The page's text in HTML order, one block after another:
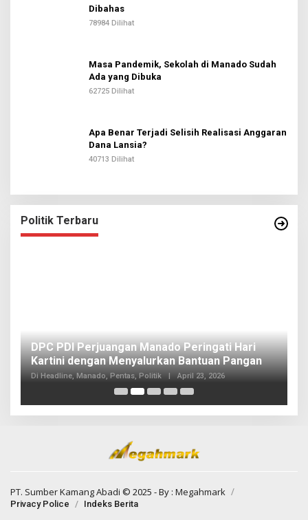
Dibahas
78984 Dilihat
Masa Pandemik, Sekolah di Manado Sudah
Ada yang Dibuka
62725 Dilihat
Apa Benar Terjadi Selisih Realisasi Anggaran
Dana Lansia?
40713 Dilihat
Politik Terbaru
DPC PDI Perjuangan Manado Peringati Hari
Kartini dengan Menyalurkan Bantuan Pangan
Di Headline, Manado, Pentas, Politik April 23, 2026
PT. Sumber Kamang Abadi © 2025 - By : Megahmark
Privacy Police Indeks Berita